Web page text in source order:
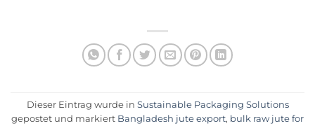
Dieser Eintrag wurde in Sustainable Packaging Solutions
gepostet und markiert Bangladesh jute export, bulk raw jute for